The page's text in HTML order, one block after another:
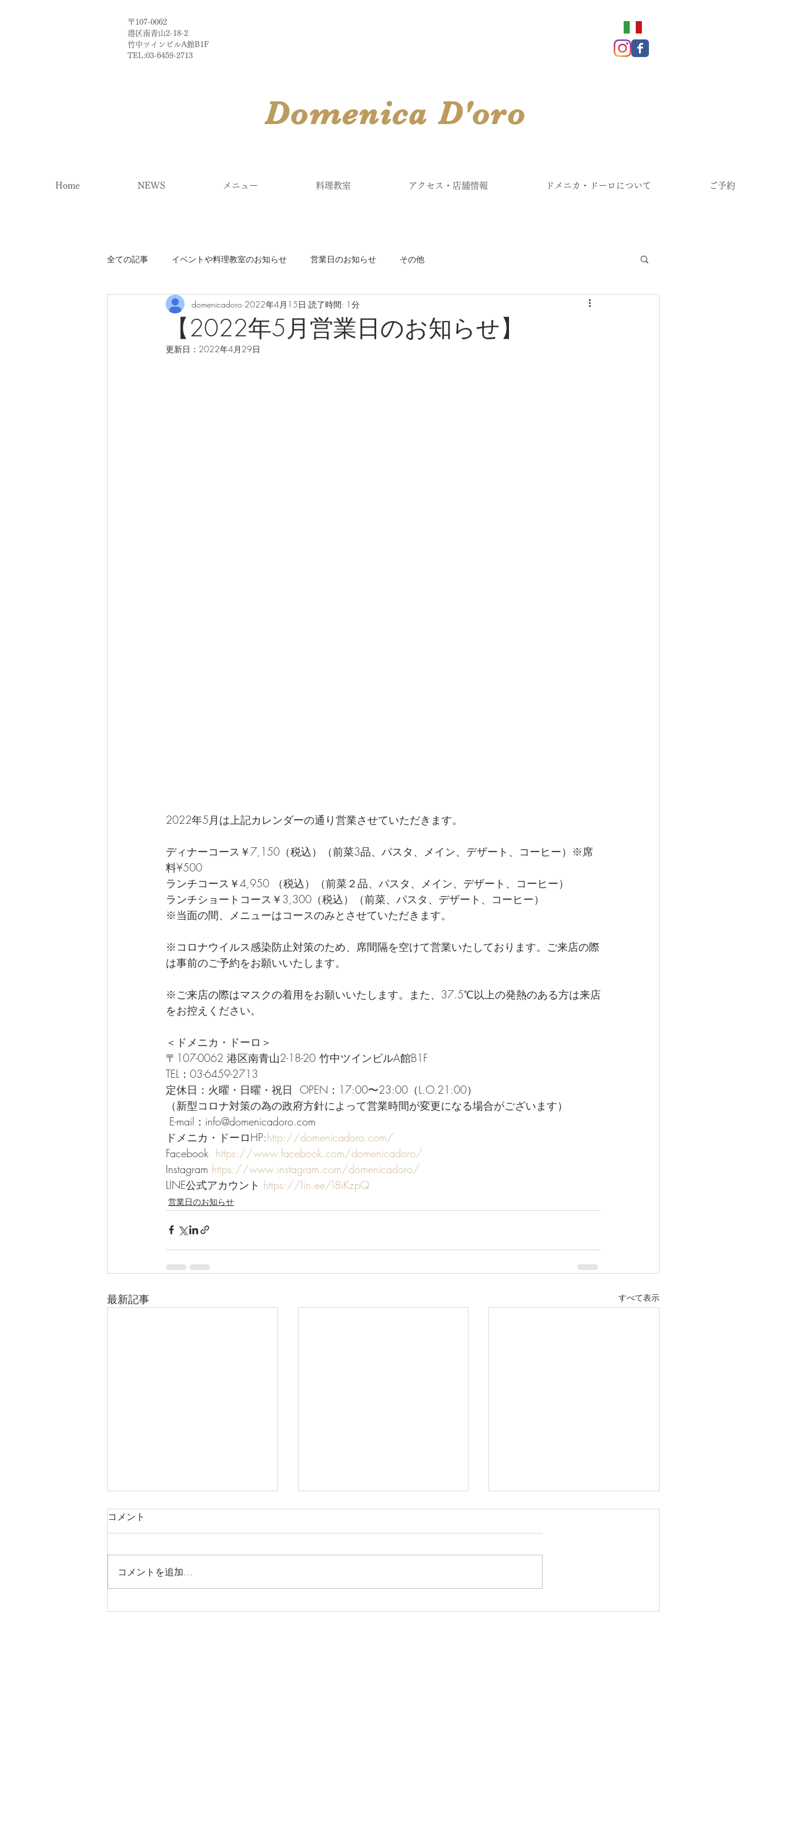
〒107-0062
港区南青山2-18-2​
​竹中ツインビルA館B1F
TEL:03-6459-2713
​Domenica D'oro
Home NEWS メニュー 料理教室 アクセス・店舗情報 ドメニカ・ドーロについて ご予約
全ての記事 イベントや料理教室のお知らせ 営業日のお知らせ その他
【2022年5月営業日のお知らせ】
domenicadoro 2022年4月15日 読了時間: 1分
更新日： 2022年4月29日
2022年5月は上記カレンダーの通り営業させていただきます。
ディナーコース￥7,150（税込）（前菜3品、パスタ、メイン、デザート、コーヒー）※席
料¥500
ランチコース￥4,950 （税込）（前菜２品、パスタ、メイン、デザート、コーヒー）
ランチショートコース￥3,300（税込）（前菜、パスタ、デザート、コーヒー）
※当面の間、メニューはコースのみとさせていただきます。
※コロナウイルス感染防止対策のため、席間隔を空けて営業いたしております。ご来店の際
は事前のご予約をお願いいたします。
※ご来店の際はマスクの着用をお願いいたします。また、37.5℃以上の発熱のある方は来店
をお控えください。
＜ドメニカ・ドーロ＞
〒107-0062 港区南青山2-18-20 竹中ツインビルA館B1F
TEL：03-6459-2713
定休日：火曜・日曜・祝日  OPEN：17:00〜23:00（L.O.21:00）
（新型コロナ対策の為の政府方針によって営業時間が変更になる場合がございます）
E-mail：info@domenicadoro.com
ドメニカ・ドーロHP:http://domenicadoro.com/
Facebook https://www.facebook.com/domenicadoro/
Instagram https://www.instagram.com/domenicadoro/
LINE公式アカウント https://lin.ee/l8iKzpQ
営業日のお知らせ
最新記事 すべて表示
コメント
コメントを追加…